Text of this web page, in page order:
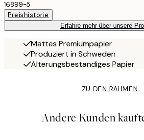
16899-5
Preishistorie
Erfahre mehr über unsere
Mattes Premiumpapier
Produziert in Schweden
Alterungsbeständiges Papier
ZU DEN RAHMEN
Andere Kunden